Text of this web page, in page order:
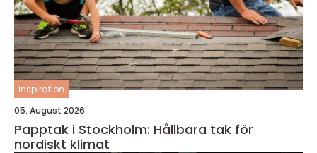
inspiration
05. August 2026
Papptak i Stockholm: Hållbara tak för
nordiskt klimat